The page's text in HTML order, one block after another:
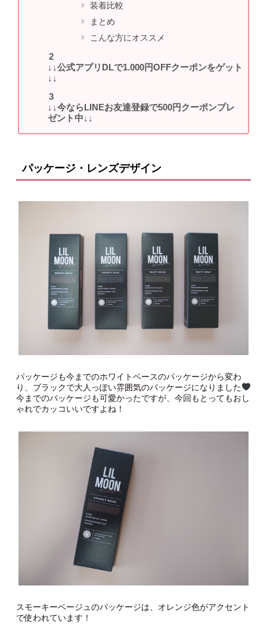
装着比較
まとめ
こんな方にオススメ
↓↓公式アプリDLで1.000円OFFクーポンをゲット
↓↓
↓↓今ならLINEお友達登録で500円クーポンプレ
ゼント中↓↓
パッケージ・レンズデザイン
パッケージも今までのホワイトベースのパッケージから変わ
り、ブラックで大人っぽい雰囲気のパッケージになりました
今までのパッケージも可愛かったですが、今回もとってもおし
ゃれでカッコいいですよね！
スモーキーベージュのパッケージは、オレンジ色がアクセント
で使われています！